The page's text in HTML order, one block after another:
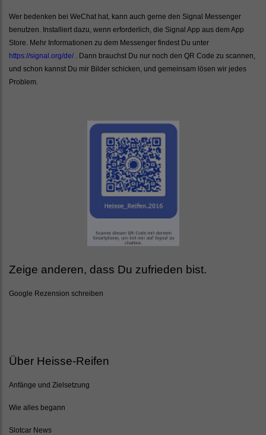
Wer bedenken bei WeChat hat, kann auch gerne den Signal Messenger
benutzen. Installiert dazu, wenn erforderlich, die Signal App aus dem App
Store. Mehr Informationen zu dem Messenger findest Du unter
https://signal.org/de/ . Dann brauchst Du nur noch den QR Code zu scannen,
und schon kannst Du mir Bilder schicken, und gemeinsam lösen wir jedes
Problem.
Zeige anderen, dass Du zufrieden bist.
Google Rezension schreiben
Über Heisse-Reifen
Anfänge und Zielsetzung
Wie alles begann
Slotcar News